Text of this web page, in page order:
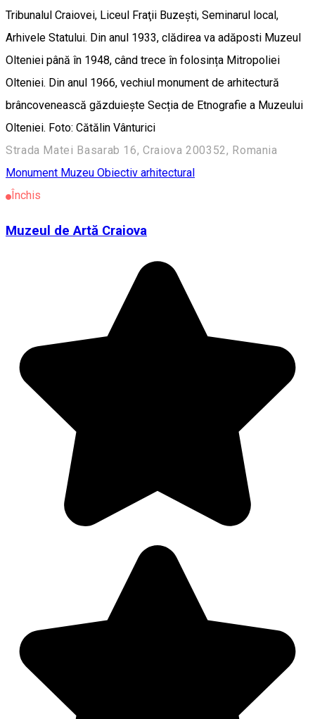
Tribunalul Craiovei, Liceul Fraţii Buzești, Seminarul local,
Arhivele Statului. Din anul 1933, clădirea va adăposti Muzeul
Olteniei până în 1948, când trece în folosința Mitropoliei
Olteniei. Din anul 1966, vechiul monument de arhitectură
brâncovenească găzduiește Secția de Etnografie a Muzeului
Olteniei. Foto: Cătălin Vânturici
Strada Matei Basarab 16, Craiova 200352, Romania
Monument Muzeu Obiectiv arhitectural
Închis
Muzeul de Artă Craiova